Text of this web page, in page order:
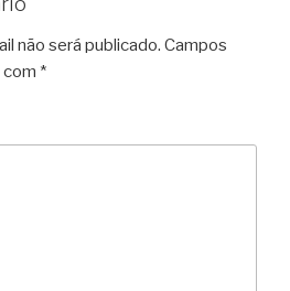
não será publicado. Campos
*